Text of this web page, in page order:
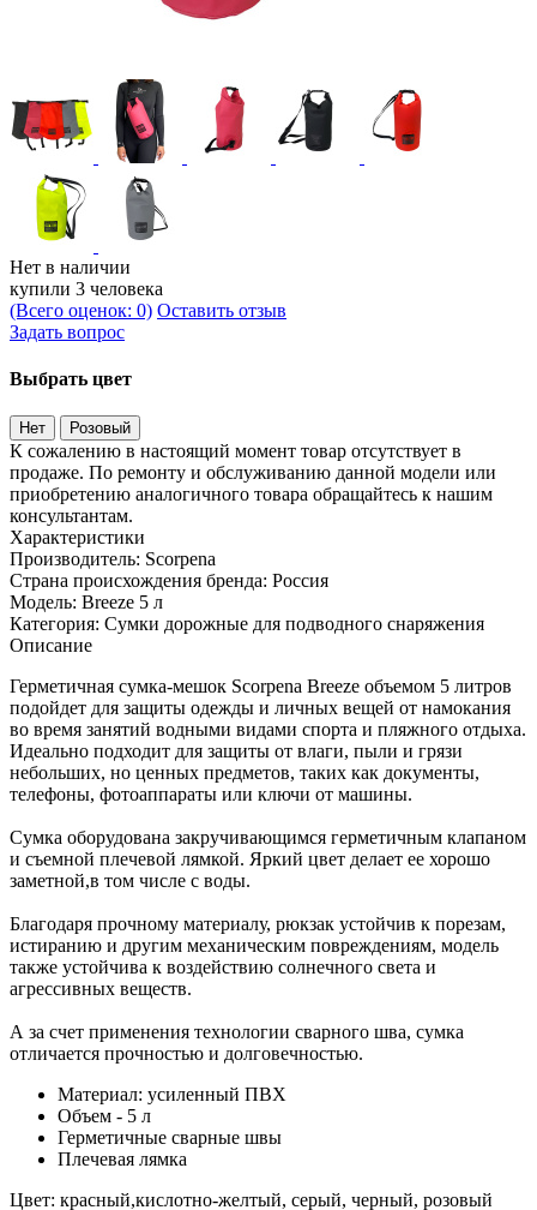
Нет в наличии
купили 3 человека
(Всего оценок: 0) Оставить отзыв
Задать вопрос
Выбрать цвет
Нет Розовый
К сожалению в настоящий момент товар отсутствует в
продаже. По ремонту и обслуживанию данной модели или
приобретению аналогичного товара обращайтесь к нашим
консультантам.
Характеристики
Производитель: Scorpena
Страна происхождения бренда: Россия
Модель: Breeze 5 л
Категория: Сумки дорожные для подводного снаряжения
Описание
Герметичная сумка-мешок Scorpena Breeze объемом 5 литров
подойдет для защиты одежды и личных вещей от намокания
во время занятий водными видами спорта и пляжного отдыха.
Идеально подходит для защиты от влаги, пыли и грязи
небольших, но ценных предметов, таких как документы,
телефоны, фотоаппараты или ключи от машины.
Сумка оборудована закручивающимся герметичным клапаном
и съемной плечевой лямкой. Яркий цвет делает ее хорошо
заметной,в том числе с воды.
Благодаря прочному материалу, рюкзак устойчив к порезам,
истиранию и другим механическим повреждениям, модель
также устойчива к воздействию солнечного света и
агрессивных веществ.
А за счет применения технологии сварного шва, сумка
отличается прочностью и долговечностью.
Материал: усиленный ПВХ
Объем - 5 л
Герметичные сварные швы
Плечевая лямка
Цвет: красный,кислотно-желтый, серый, черный, розовый